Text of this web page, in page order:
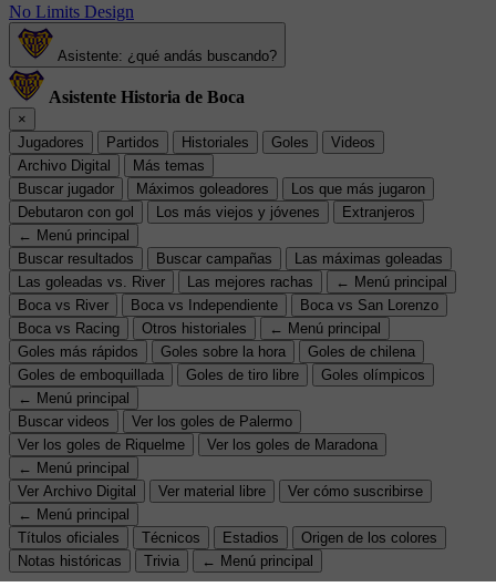
No Limits Design
Asistente: ¿qué andás buscando?
Asistente Historia de Boca
×
Jugadores
Partidos Historiales Goles
Videos
Archivo Digital
Más temas
Buscar jugador
Máximos goleadores
Los que más jugaron
Debutaron con gol
Los más viejos y jóvenes
Extranjeros
← Menú principal
Buscar resultados
Buscar campañas
Las máximas goleadas
Las goleadas vs. River
Las mejores rachas
← Menú principal
Boca vs River
Boca vs Independiente
Boca vs San Lorenzo
Boca vs Racing
Otros historiales
← Menú principal
Goles más rápidos
Goles sobre la hora
Goles de chilena
Goles de emboquillada
Goles de tiro libre
Goles olímpicos
← Menú principal
Buscar videos
Ver los goles de Palermo
Ver los goles de Riquelme
Ver los goles de Maradona
← Menú principal
Ver Archivo Digital
Ver material libre
Ver cómo suscribirse
← Menú principal
Títulos oficiales
Técnicos Estadios
Origen de los colores
Notas históricas
Trivia ← Menú principal